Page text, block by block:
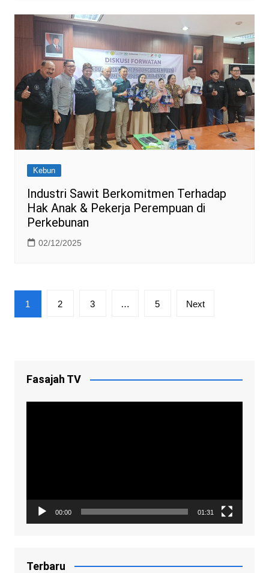
Kebun
Industri Sawit Berkomitmen Terhadap
Hak Anak & Pekerja Perempuan di
Perkebunan
02/12/2025
Posts
pagination
1 2 3 … 5 Next
Fasajah TV
00:00 01:31
Terbaru